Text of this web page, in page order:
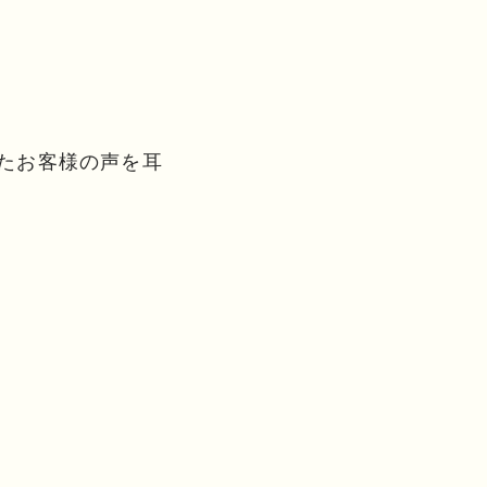
お客様の声を耳